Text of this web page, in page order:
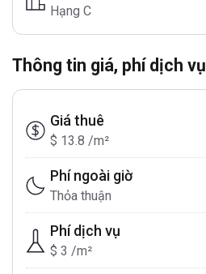
Hạng C
Thông tin giá, phí dịch vụ
Giá thuê
$ 13.8 /m²
Phí ngoài giờ
Thỏa thuận
Phí dịch vụ
$ 3 /m²